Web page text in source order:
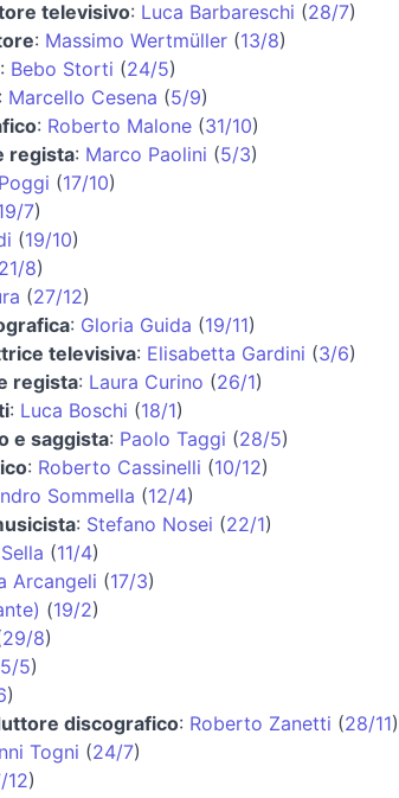
televisivo: Luca Barbareschi (28/7)
: Massimo Wertmüller(13/8)
: Bebo Storti (24/5)
Marcello Cesena (5/9)
: Roberto Malone(31/10)
regista: Marco Paolini (5/3)
(17/10)
7)
(19/10)
21/8)
(27/12)
: Gloria Guida (19/11)
televisiva: Elisabetta Gardini (3/6)
regista: Laura Curino (26/1)
: Luca Boschi (18/1)
e saggista: Paolo Taggi (28/5)
: Roberto Cassinelli (10/12)
Sommella (12/4)
: Stefano Nosei (22/1)
(11/4)
Arcangeli (17/3)
(19/2)
29/8)
5/5)
)
discografico: Roberto Zanetti (28/11)
Togni (24/7)
12)